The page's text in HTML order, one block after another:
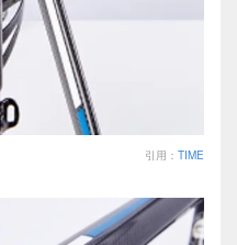
引用： TIME